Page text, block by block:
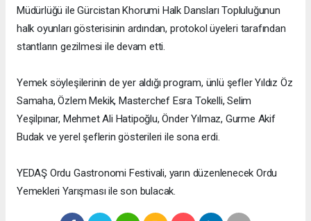
Müdürlüğü ile Gürcistan Khorumi Halk Dansları Topluluğunun
halk oyunları gösterisinin ardından, protokol üyeleri tarafından
stantların gezilmesi ile devam etti.
Yemek söyleşilerinin de yer aldığı program, ünlü şefler Yıldız Öz
Samaha, Özlem Mekik, Masterchef Esra Tokelli, Selim
Yeşilpınar, Mehmet Ali Hatipoğlu, Önder Yılmaz, Gurme Akif
Budak ve yerel şeflerin gösterileri ile sona erdi.
YEDAŞ Ordu Gastronomi Festivali, yarın düzenlenecek Ordu
Yemekleri Yarışması ile son bulacak.